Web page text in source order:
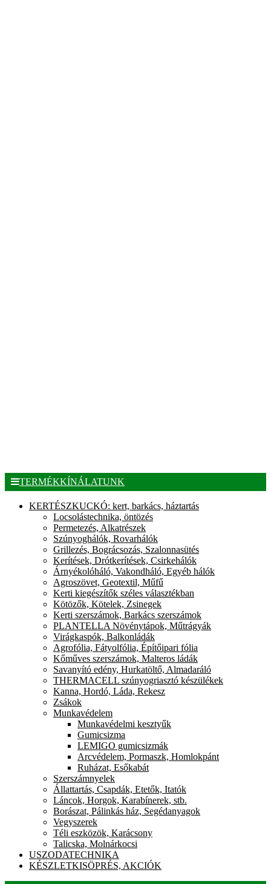
TERMÉKKÍNÁLATUNK
KERTÉSZKUCKÓ: kert, barkács, háztartás
Locsolástechnika, öntözés
Permetezés, Alkatrészek
Szúnyoghálók, Rovarhálók
Grillezés, Bográcsozás, Szalonnasütés
Kerítések, Drótkerítések, Csirkehálók
Árnyékolóháló, Vakondháló, Egyéb hálók
Agroszövet, Geotextil, Műfű
Kerti kiegészítők széles választékban
Kötözők, Kötelek, Zsinegek
Kerti szerszámok, Barkács szerszámok
PLANTELLA Növénytápok, Műtrágyák
Virágkaspók, Balkonládák
Agrofólia, Fátyolfólia, Építőipari fólia
Kőműves szerszámok, Malteros ládák
Savanyító edény, Hurkatöltő, Almadaráló
THERMACELL szúnyogriasztó készülékek
Kanna, Hordó, Láda, Rekesz
Zsákok
Munkavédelem
Munkavédelmi kesztyűk
Gumicsizma
LEMIGO gumicsizmák
Arcvédelem, Pormaszk, Homlokpánt
Ruházat, Esőkabát
Szerszámnyelek
Állattartás, Csapdák, Etetők, Itatók
Láncok, Horgok, Karabínerek, stb.
Borászat, Pálinkás ház, Segédanyagok
Vegyszerek
Téli eszközök, Karácsony
Talicska, Molnárkocsi
USZODATECHNIKA
KÉSZLETKISÖPRÉS, AKCIÓK